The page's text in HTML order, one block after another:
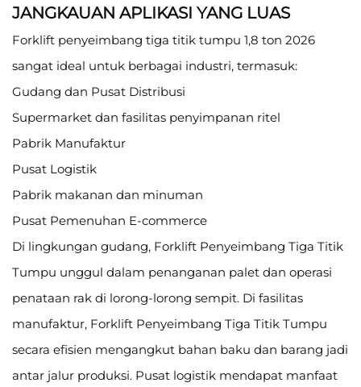
JANGKAUAN APLIKASI YANG LUAS
Forklift penyeimbang tiga titik tumpu 1,8 ton 2026
sangat ideal untuk berbagai industri, termasuk:
Gudang dan Pusat Distribusi
Supermarket dan fasilitas penyimpanan ritel
Pabrik Manufaktur
Pusat Logistik
Pabrik makanan dan minuman
Pusat Pemenuhan E-commerce
Di lingkungan gudang, Forklift Penyeimbang Tiga Titik
Tumpu unggul dalam penanganan palet dan operasi
penataan rak di lorong-lorong sempit. Di fasilitas
manufaktur, Forklift Penyeimbang Tiga Titik Tumpu
secara efisien mengangkut bahan baku dan barang jadi
antar jalur produksi. Pusat logistik mendapat manfaat